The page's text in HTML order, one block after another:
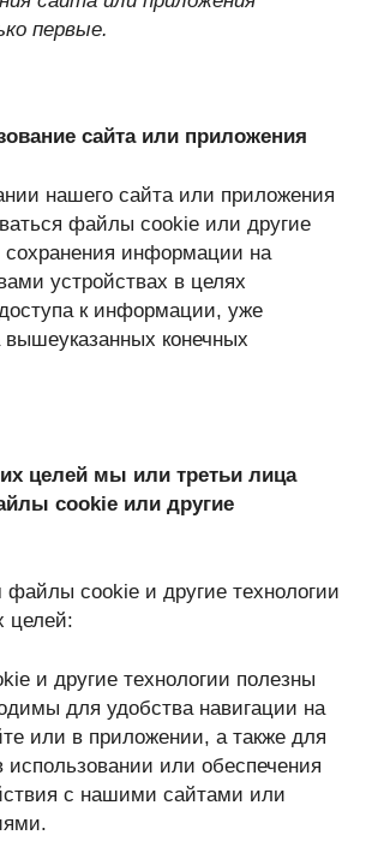
первые.
сайта или приложения
нашего сайта или приложения
файлы cookie или другие
сохранения информации на
устройствах в целях
к информации, уже
вышеуказанных конечных
целей мы или третьи лица
cookie или другие
cookie и другие технологии
целей:
и другие технологии полезны
для удобства навигации на
или в приложении, а также для
использовании или обеспечения
с нашими сайтами или